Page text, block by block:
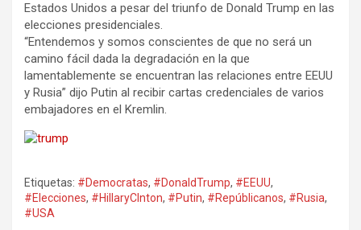
Estados Unidos a pesar del triunfo de Donald Trump en las
elecciones presidenciales.
“Entendemos y somos conscientes de que no será un
camino fácil dada la degradación en la que
lamentablemente se encuentran las relaciones entre EEUU
y Rusia” dijo Putin al recibir cartas credenciales de varios
embajadores en el Kremlin.
Etiquetas: #Democratas, #DonaldTrump, #EEUU,
#Elecciones, #HillaryClnton, #Putin, #Repúblicanos, #Rusia,
#USA